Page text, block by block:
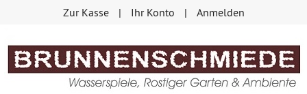
Zur Kasse Ihr Konto Anmelden